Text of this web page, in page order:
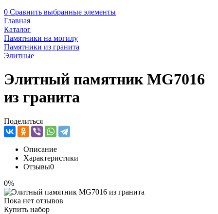
0 Сравнить выбранные элементы
Главная
Каталог
Памятники на могилу
Памятники из гранита
Элитные
Элитный памятник MG7016
из гранита
Поделиться
Описание
Характеристики
Отзывы0
0%
Пока нет отзывов
Купить набор